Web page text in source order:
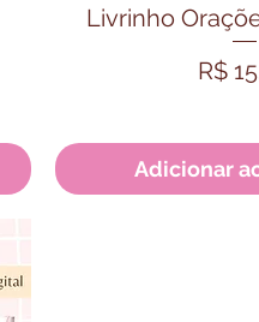
Livrinho
R$
Adicionar